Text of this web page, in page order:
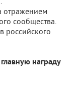
отражением
сообщества.
российского
награду